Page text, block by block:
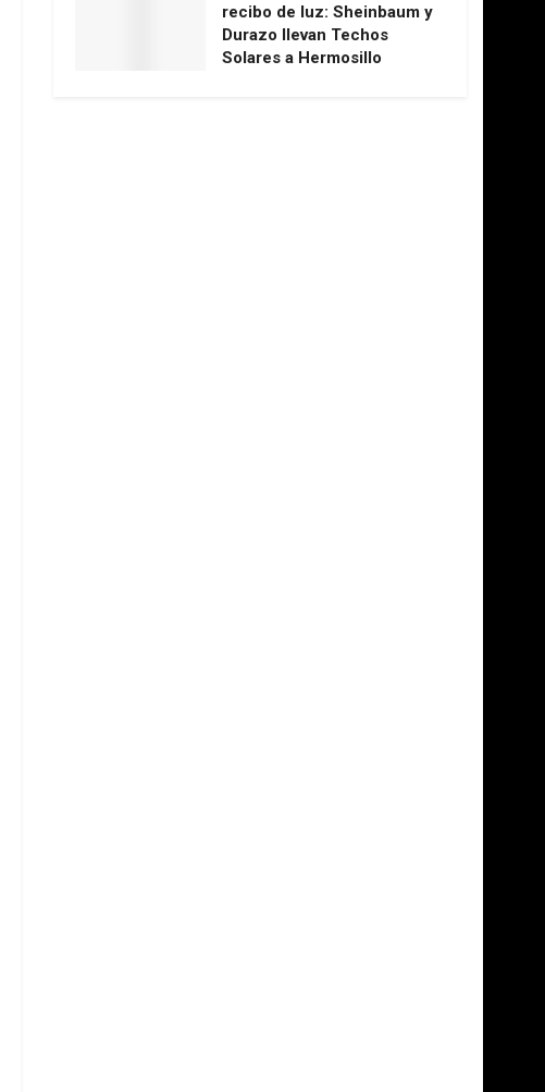
recibo de luz: Sheinbaum y
Durazo llevan Techos
Solares a Hermosillo